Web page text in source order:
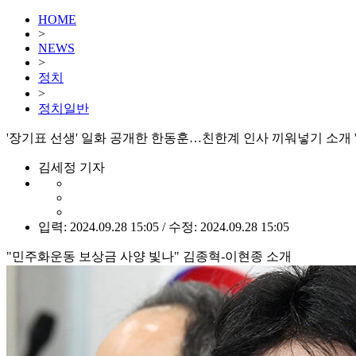
HOME
>
NEWS
>
정치
>
정치일반
'장기표 선생' 일화 공개한 한동훈…친한계 인사 끼워넣기 소개
김세정 기자
입력: 2024.09.28 15:05 / 수정: 2024.09.28 15:05
"민주화운동 보상금 사양 빛나" 김종혁-이현종 소개